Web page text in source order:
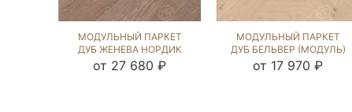
МОДУЛЬНЫЙ ПАРКЕТ
ДУБ ЖЕНЕВА НОРДИК
NEW (BRUSHED) 124158
от 27 680 ₽
МОДУЛЬНЫЙ ПАРКЕТ
ДУБ БЕЛЬВЕР (МОДУЛЬ)
КАРЛАЙЛ NEW
(BRUSHED) 231017
от 17 970 ₽